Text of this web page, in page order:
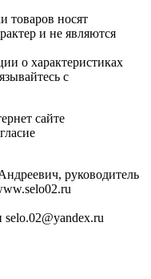
товаров носят
и не являются
о характеристиках
с
сайте
руководитель
selo.02@yandex.ru